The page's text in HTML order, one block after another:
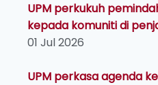
UPM perkukuh
kepada komuniti di
01 Jul 2026
UPM perkasa agenda